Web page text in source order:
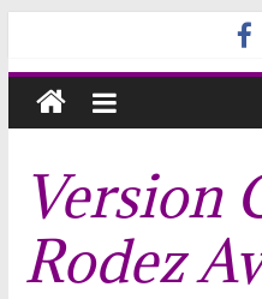
Version
Rodez